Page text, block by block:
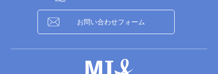
お問い合わせフォーム